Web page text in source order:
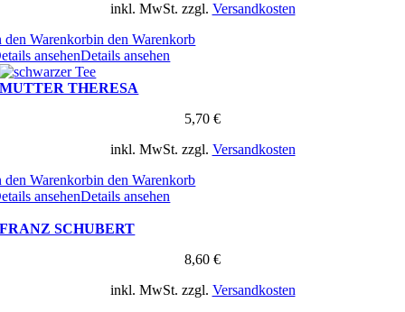
inkl. MwSt. zzgl. Versandkosten
den Warenkorbin den Warenkorb
ansehenDetails ansehen
MUTTER THERESA
5,70 €
inkl. MwSt. zzgl. Versandkosten
den Warenkorbin den Warenkorb
ansehenDetails ansehen
FRANZ SCHUBERT
8,60 €
inkl. MwSt. zzgl. Versandkosten